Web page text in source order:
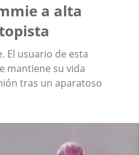
a alta
El usuario de esta
mantiene su vida
tras un aparatoso